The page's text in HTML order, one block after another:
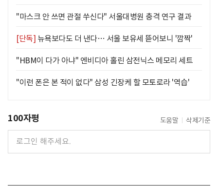
"마스크 안 쓰면 관절 쑤신다" 서울대병원 충격 연구 결과
[단독] 뉴욕보다도 더 낸다… 서울 보유세 뜯어보니 '깜짝'
"HBM이 다가 아냐" 엔비디아 홀린 삼전닉스 메모리 세트
"이런 폰은 본 적이 없다" 삼성 긴장케 할 모토로라 '역습'
100자평 도움말 삭제기준